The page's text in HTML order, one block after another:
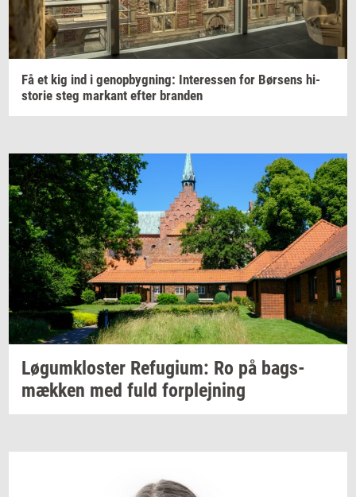
Få et kig ind i genop­byg­ning: In­ter­es­sen for Bør­sens hi­
sto­rie steg mar­kant efter bran­den
Løgum­klo­ster Re­fu­gi­um: Ro på bags­
mæk­ken med fuld for­plej­ning